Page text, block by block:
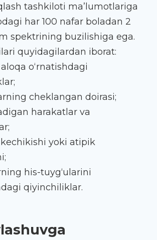
tashkiloti ma’lumotlariga
har 100 nafar boladan 2
spektrining buzilishiga ega.
quyidagilardan iborat:
aloqa o‘rnatishdagi
cheklangan doirasi;
harakatlar va
yoki atipik
his-tuyg‘ularini
qiyinchiliklar.